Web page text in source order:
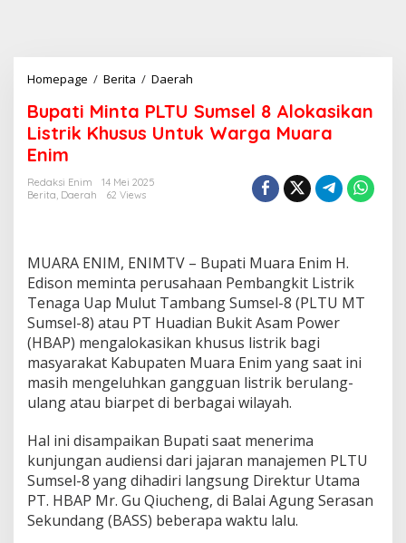
Homepage / Berita / Daerah
p
a
t
T
U
S
u
m
s
e
l
A
o
k
a
s
Bupati Minta PLTU Sumsel 8 Alokasikan
Listrik Khusus Untuk Warga Muara
Enim
Redaksi Enim
14 Mei 2025
Berita, Daerah 62 Views
MUARA ENIM, ENIMTV – Bupati Muara Enim H.
Edison meminta perusahaan Pembangkit Listrik
Tenaga Uap Mulut Tambang Sumsel-8 (PLTU MT
Sumsel-8) atau PT Huadian Bukit Asam Power
(HBAP) mengalokasikan khusus listrik bagi
masyarakat Kabupaten Muara Enim yang saat ini
masih mengeluhkan gangguan listrik berulang-
ulang atau biarpet di berbagai wilayah.
Hal ini disampaikan Bupati saat menerima
kunjungan audiensi dari jajaran manajemen PLTU
Sumsel-8 yang dihadiri langsung Direktur Utama
PT. HBAP Mr. Gu Qiucheng, di Balai Agung Serasan
Sekundang (BASS) beberapa waktu lalu.